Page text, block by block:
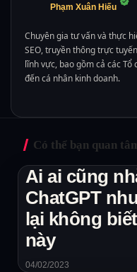
Phạm Xuân Hiếu
Chuyên gia tư vấn và thực
SEO, truyền thông trực
lĩnh vực, bao gồm cả các
đến cá nhân kinh doanh.
Có thể bạn quan
Ai ai cũng
ChatGPT
lại không
này
04/02/2023